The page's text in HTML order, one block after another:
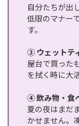
自分たちが出
低限のマナー
す。
③ ウェットテ
屋台で買った
を拭く時に大
④ 飲み物・食
夏の夜はまだ
かせません。